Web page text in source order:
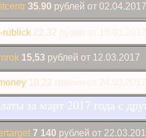
35.90 рублей от 02.04.2017
rublick 22,32 рубля от 18.03.2017
15,53 рублей от 12.03.2017
10.22 гривен от 24.03.2017
за март 2017 года с
7 140 рублей от